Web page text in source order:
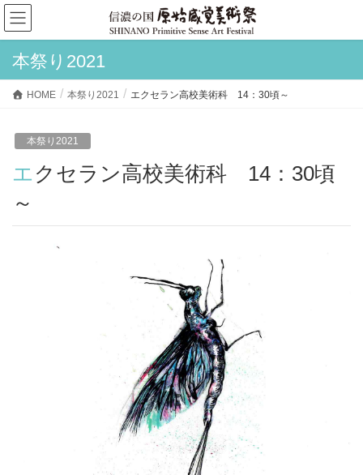
本祭り2021
HOME 本祭り2021 エクセラン高校美術科 14：30頃～
本祭り2021
エクセラン高校美術科 14：30頃
～